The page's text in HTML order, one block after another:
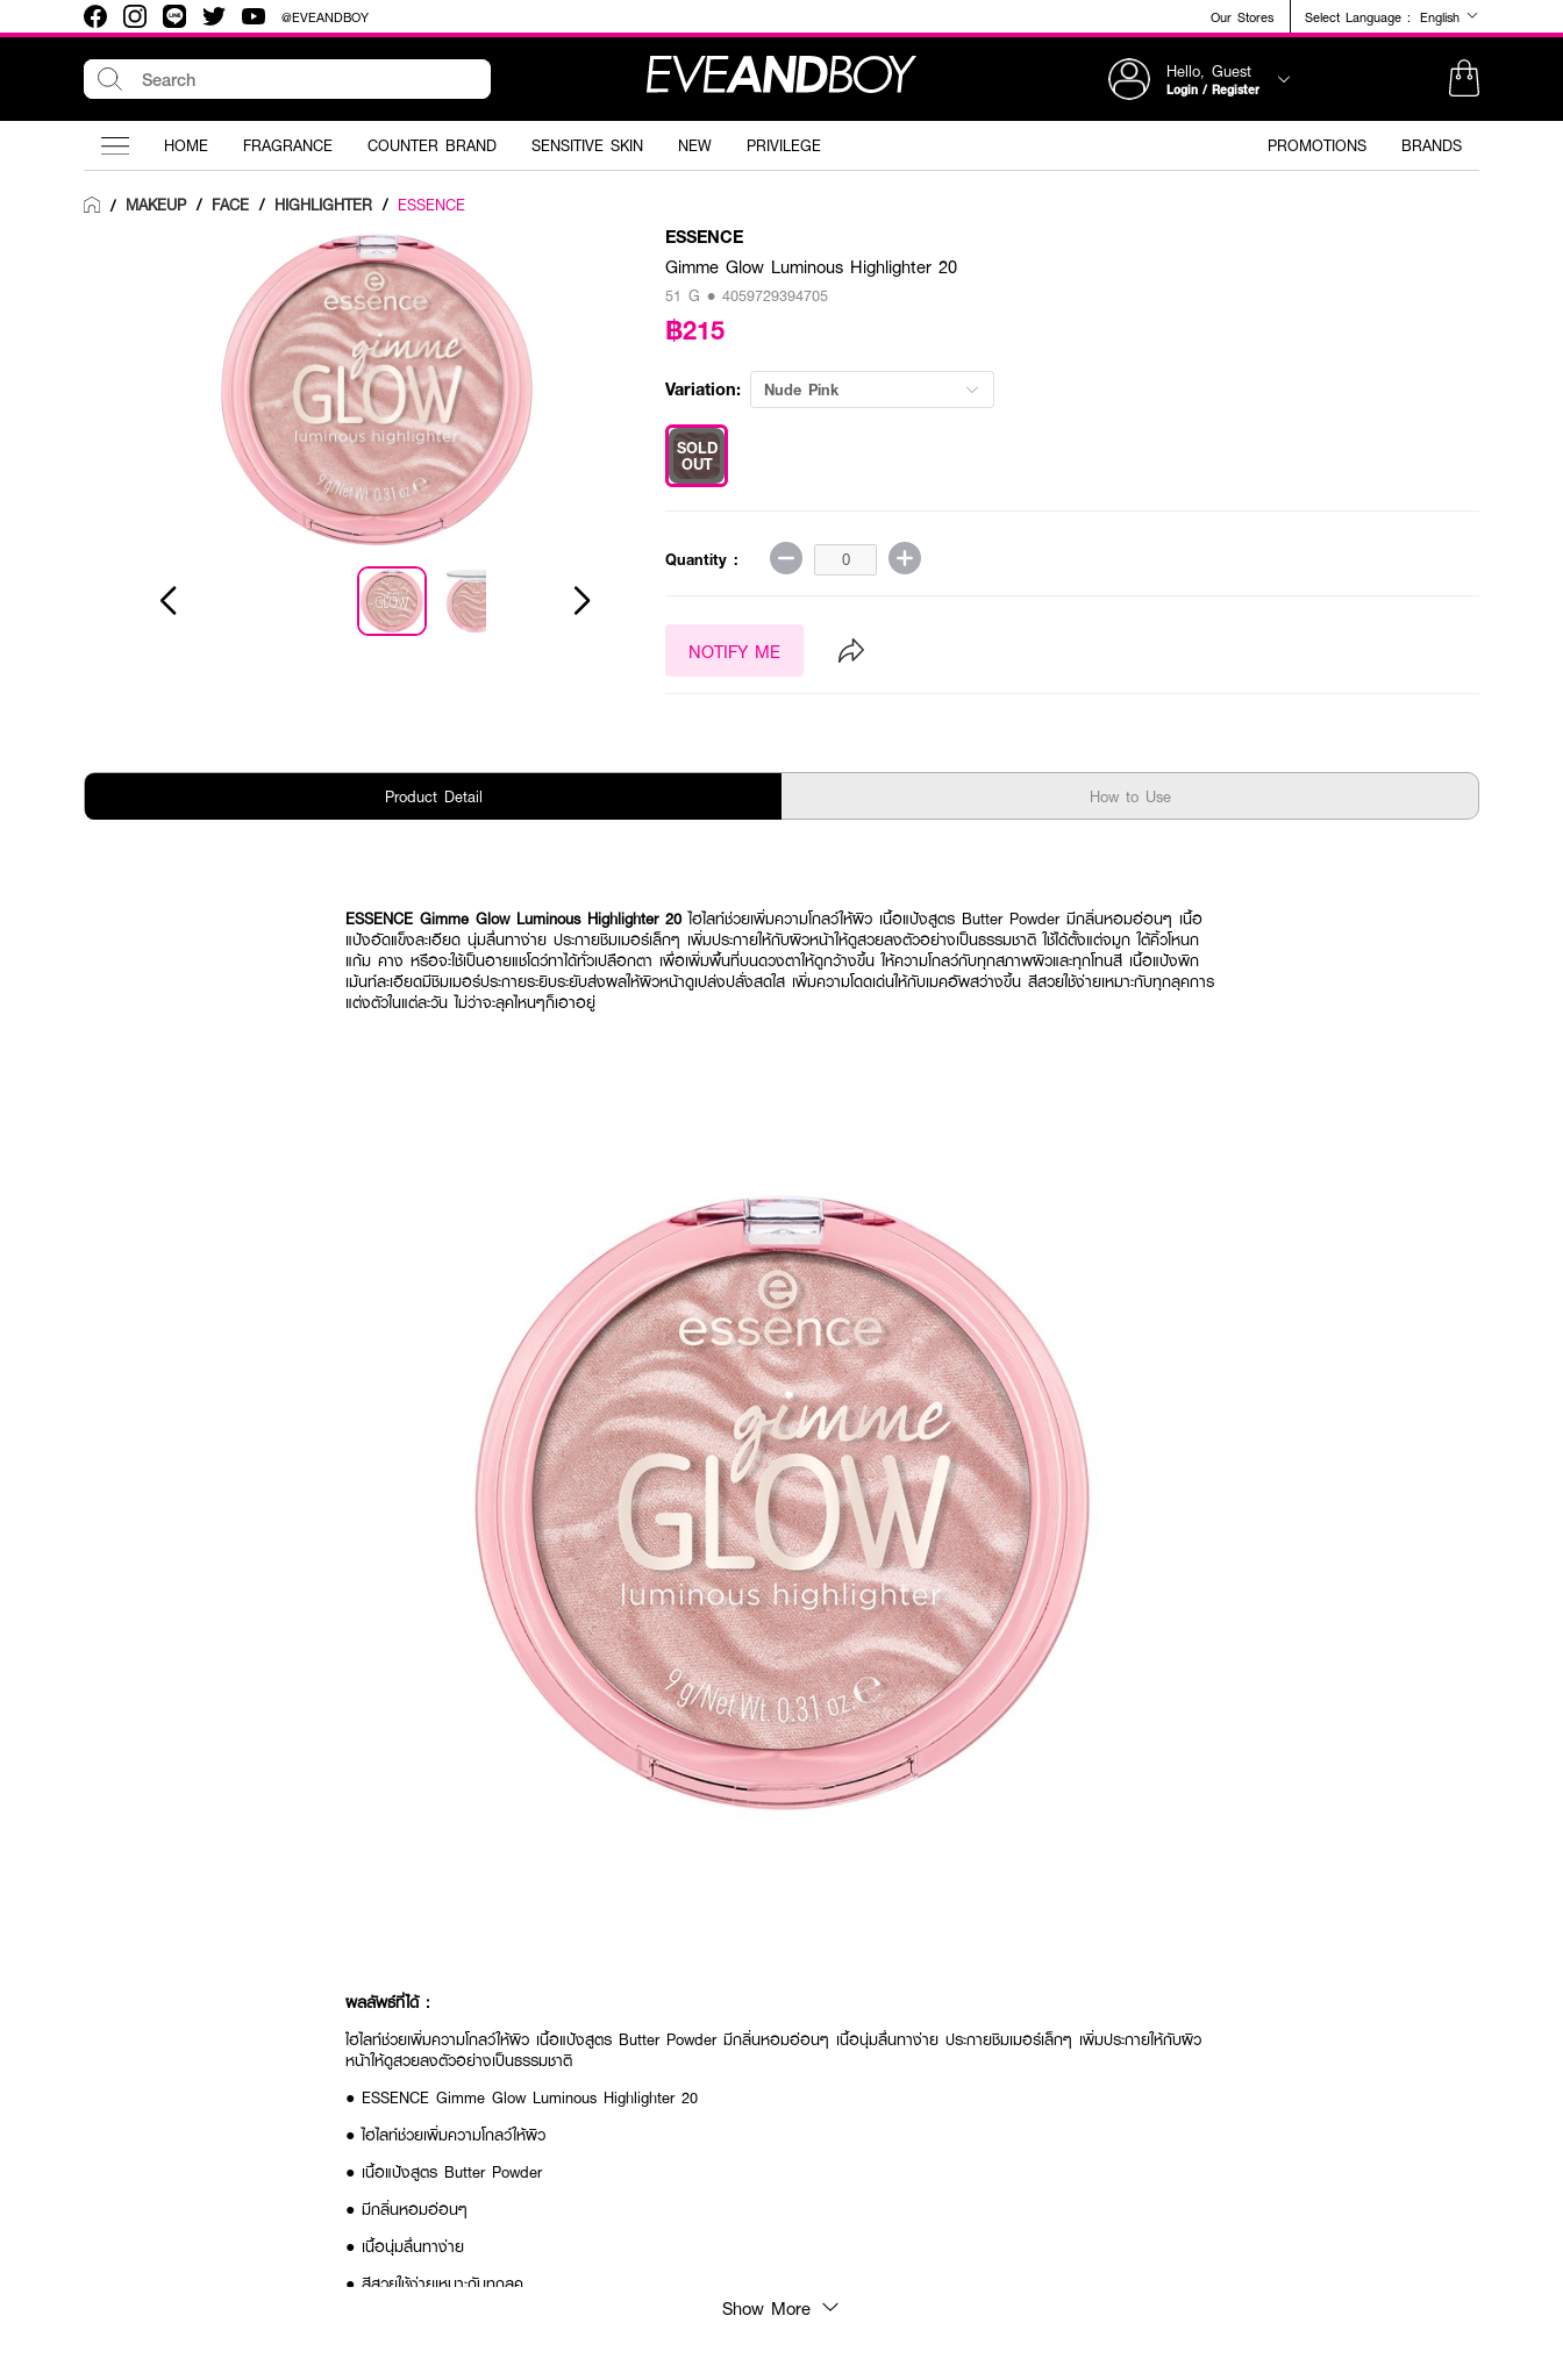
@EVEANDBOY Our Stores Select Language : English
Hello, Guest
Login / Register
HOME FRAGRANCE COUNTER BRAND SENSITIVE SKIN NEW PRIVILEGE PROMOTIONS BRANDS
/ MAKEUP / FACE / HIGHLIGHTER / ESSENCE
ESSENCE
Gimme Glow Luminous Highlighter 20
51 G • 4059729394705
฿215
Variation: Nude Pink
SOLD
OUT
Quantity :
NOTIFY ME
Product Detail How to Use
ESSENCE Gimme Glow Luminous Highlighter 20 ไฮไลท์ช่วยเพิ่มความโกลว์ให้ผิว เนื้อแป้งสูตร Butter Powder มีกลิ่นหอมอ่อนๆ เนื้อ
แป้งอัดแข็งละเอียด นุ่มลื่นทาง่าย ประกายชิมเมอร์เล็กๆ เพิ่มประกายให้กับผิวหน้าให้ดูสวยลงตัวอย่างเป็นธรรมชาติ ใช้ได้ตั้งแต่จมูก ใต้คิ้วโหนก
แก้ม คาง หรือจะใช้เป็นอายแชโดว์ทาได้ทั่วเปลือกตา เพื่อเพิ่มพื้นที่บนดวงตาให้ดูกว้างขึ้น ให้ความโกลว์กับทุกสภาพผิวและทุกโทนสี เนื้อแป้งพิก
เม้นท์ละเอียดมีชิมเมอร์ประกายระยิบระยับส่งผลให้ผิวหน้าดูเปล่งปลั่งสดใส เพิ่มความโดดเด่นให้กับเมคอัพสว่างขึ้น สีสวยใช้ง่ายเหมาะกับทุกลุคการ
แต่งตัวในแต่ละวัน ไม่ว่าจะลุคไหนๆก็เอาอยู่
ผลลัพธ์ที่ได้ :
ไฮไลท์ช่วยเพิ่มความโกลว์ให้ผิว เนื้อแป้งสูตร Butter Powder มีกลิ่นหอมอ่อนๆ เนื้อนุ่มลื่นทาง่าย ประกายชิมเมอร์เล็กๆ เพิ่มประกายให้กับผิว
หน้าให้ดูสวยลงตัวอย่างเป็นธรรมชาติ
● ESSENCE Gimme Glow Luminous Highlighter 20
● ไฮไลท์ช่วยเพิ่มความโกลว์ให้ผิว
● เนื้อแป้งสูตร Butter Powder
● มีกลิ่นหอมอ่อนๆ
● เนื้อนุ่มลื่นทาง่าย
● สีสวยใช้ง่ายเหมาะกับทุกลุค
Show More